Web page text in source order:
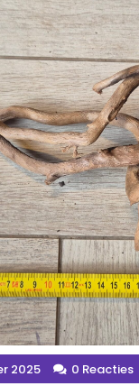
2025 0 Reacties